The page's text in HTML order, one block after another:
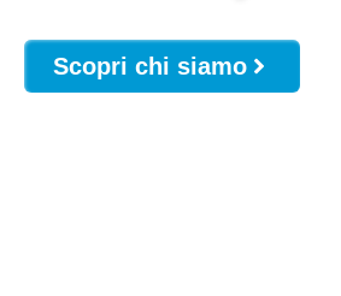
Scopri chi siamo